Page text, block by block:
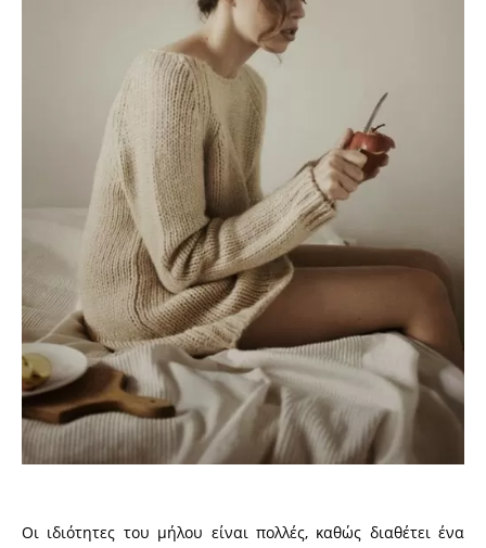
Οι ιδιότητες του μήλου είναι πολλές, καθώς διαθέτει ένα